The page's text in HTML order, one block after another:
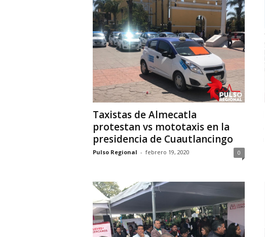
Taxistas de Almecatla
protestan vs mototaxis en la
presidencia de Cuautlancingo
Pulso Regional - febrero 19, 2020 0